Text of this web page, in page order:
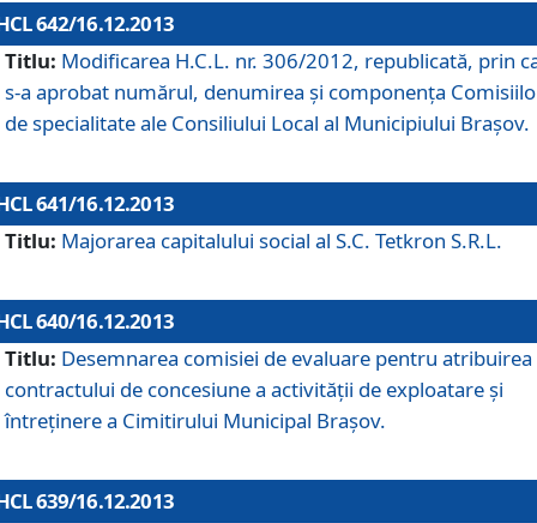
642/16.12.2013
Titlu: Modificarea H.C.L. nr. 306/2012, republicată, prin
s-a aprobat numărul, denumirea şi componenţa
de specialitate ale Consiliului Local al Municipiului Braşov.
641/16.12.2013
Titlu: Majorarea capitalului social al S.C. Tetkron S.R.L.
640/16.12.2013
Titlu: Desemnarea comisiei de evaluare pentru atribuirea
contractului de concesiune a activităţii de exploatare şi
întreţinere a Cimitirului Municipal Braşov.
639/16.12.2013